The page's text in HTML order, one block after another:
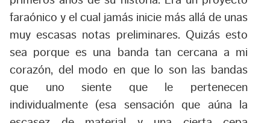
faraónico y el cual jamás inicie más allá de unas
muy escasas notas preliminares. Quizás esto
sea porque es una banda tan cercana a mi
corazón, del modo en que lo son las bandas
que uno siente que le pertenecen
individualmente (esa sensación que aúna la